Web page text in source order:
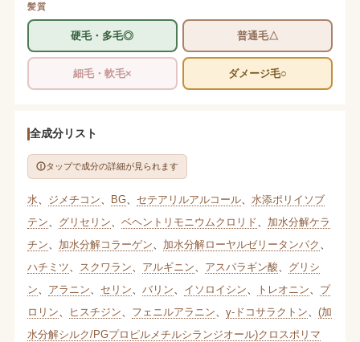
髪質
硬毛・多毛◎ 普通毛△
細毛・軟毛× ダメージ毛○
全成分リスト
タップで成分の詳細が見られます
水 ジメチコン BG、 セテアリルアルコール、 水添ポリイソブ
テン
グリセリン ベヘントリモニウムクロリド
加水分解ケラ
チン
加水分解コラーゲン 加水分解ローヤルゼリータンパク
ハチミツ
スクワラン アルギニン アスパラギン酸
グリシ
ン
アラニン セリン バリン イソロイシン トレオニン
プ
ロリン
ヒスチジン フェニルアラニン γ-ドコサラクトン
(加
水分解シルク/PGプロピルメチルシランジオール)クロスポリマ